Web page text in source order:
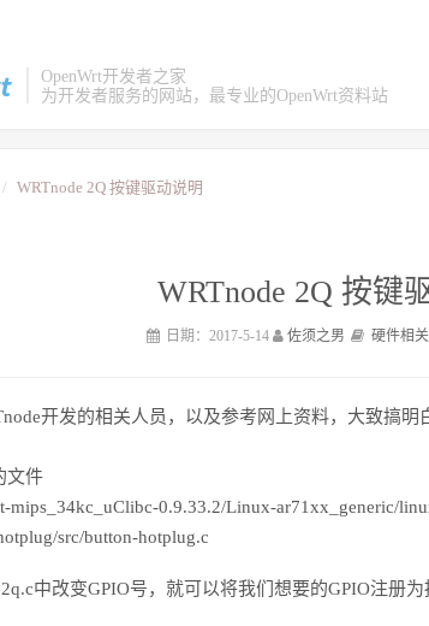
OpenWrt开发者之家
为开发者服务的网站，最专业的OpenWrt资料站
WRTnode 2Q 按键驱动说明
WRTnode 2Q 按键
日期：2017-5-14 佐须之男 硬件相关
开发的相关人员，以及参考网上资料，大致搞明
文件
mips_34kc_uClibc-0.9.33.2/Linux-ar71xx_generic/
src/button-hotplug.c
中改变GPIO号，就可以将我们想要的GPIO注册为